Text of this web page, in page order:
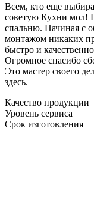
Всем, кто еще
советую Кухни мол!
спальню. Начиная с
монтажом никаких
быстро и
Огромное спасибо
Это мастер своего
здесь.
Качество продукции
Уровень сервиса
Срок изготовления